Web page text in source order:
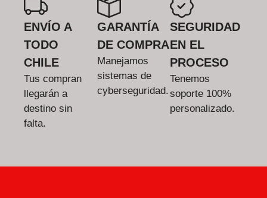
ENVÍO A
TODO
CHILE
Tus compran
llegarán a
destino sin
falta.
GARANTÍA
DE COMPRA
Manejamos
sistemas de
cyberseguridad.
SEGURIDAD
EN EL
PROCESO
Tenemos
soporte 100%
personalizado.